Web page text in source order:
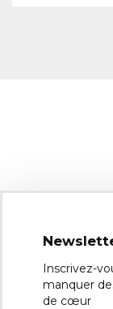
Inscrivez-
manquer
de cœur